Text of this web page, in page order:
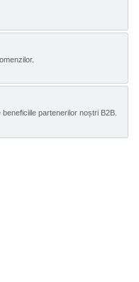
partenerilor noștri B2B.